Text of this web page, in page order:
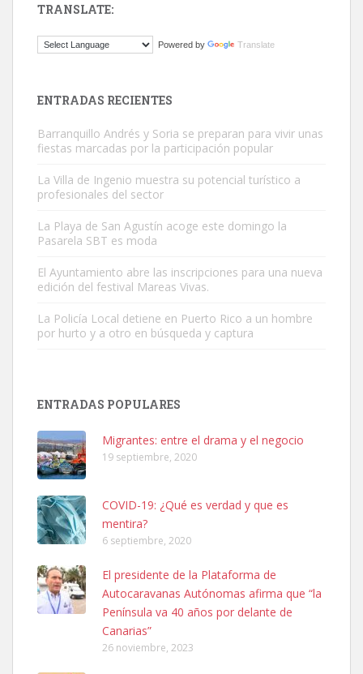
El ayuntamiento se va a llevar a Los Gatos callejeros de la zona los
Este gato macho ha aparecido en la calle hace menos de un mes,
Leales.org » Gran Canaria
9.7.2025
Adopción urgente
hembra, 4 años. Por motivos personales ...
Leales.org » Gran Canaria | 6.7.2025
SHIBA PERDIDO AVDA JOSE MESA Y LOPEZ
PERRO MACHO RAZA SHIBA CON MICROCHIP PERDIDO HOY
06/07/2025 ZONA MESA Y LOPEZ. ES MUY ASUSTADIZO
Leales.org » Gran Canaria | 6.7.2025
TRANSLATE:
Powered by Translate
ENTRADAS RECIENTES
Barranquillo Andrés y Soria se preparan para vivir unas
fiestas marcadas por la participación popular
La Villa de Ingenio muestra su potencial turístico a
profesionales del sector
La Playa de San Agustín acoge este domingo la
Pasarela SBT es moda
El Ayuntamiento abre las inscripciones para una nueva
edición del festival Mareas Vivas.
La Policía Local detiene en Puerto Rico a un hombre
por hurto y a otro en búsqueda y captura
ENTRADAS POPULARES
Migrantes: entre el drama y el negocio
19 septiembre, 2020
COVID-19: ¿Qué es verdad y que es
mentira?
6 septiembre, 2020
El presidente de la Plataforma de
Autocaravanas Autónomas afirma que “la
Península va 40 años por delante de
Canarias”
26 noviembre, 2023